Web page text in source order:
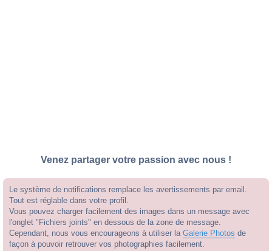
Venez partager votre passion avec nous !
Le système de notifications remplace les avertissements par email.
Tout est réglable dans votre profil.
Vous pouvez charger facilement des images dans un message avec
l'onglet "Fichiers joints" en dessous de la zone de message.
Cependant, nous vous encourageons à utiliser la Galerie Photos de
façon à pouvoir retrouver vos photographies facilement.